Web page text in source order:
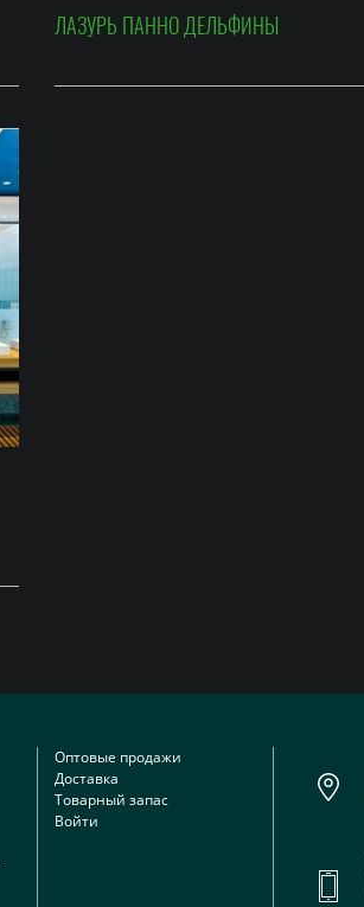
ЛАЗУРЬ ПАННО ДЕЛЬФИНЫ
Оптовые продажи
Доставка
Товарный запас
Войти